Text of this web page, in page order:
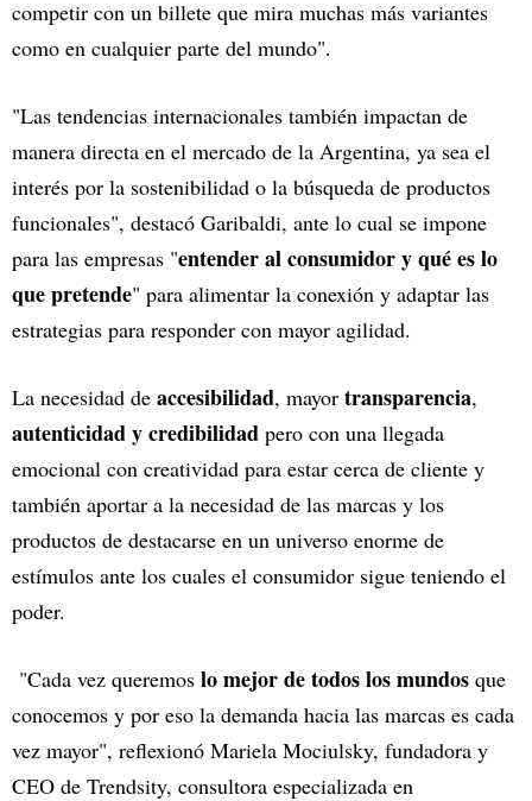
competir con un billete que mira muchas más variantes
como en cualquier parte del mundo".
"Las tendencias internacionales también impactan de
manera directa en el mercado de la Argentina, ya sea el
interés por la sostenibilidad o la búsqueda de productos
funcionales", destacó Garibaldi, ante lo cual se impone
para las empresas "entender al consumidor y qué es lo
que pretende" para alimentar la conexión y adaptar las
estrategias para responder con mayor agilidad.
La necesidad de accesibilidad, mayor transparencia,
autenticidad y credibilidad pero con una llegada
emocional con creatividad para estar cerca de cliente y
también aportar a la necesidad de las marcas y los
productos de destacarse en un universo enorme de
estímulos ante los cuales el consumidor sigue teniendo el
poder.
"Cada vez queremos lo mejor de todos los mundos que
conocemos y por eso la demanda hacia las marcas es cada
vez mayor", reflexionó Mariela Mociulsky, fundadora y
CEO de Trendsity, consultora especializada en